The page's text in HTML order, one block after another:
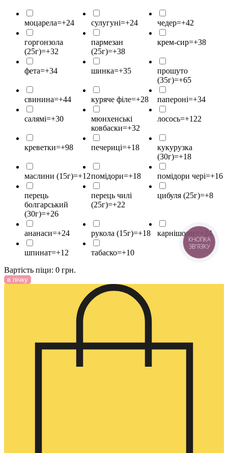
моцарела=+24 сулугуні=+24 чедер=+42
горгонзола
(25г)=+32
пармезан
(25г)=+38
крем-сир=+38
фета=+34 шинка=+35
прошуто
(35г)=+65
свинина=+44 куряче філе=+28 папероні=+34
салямі=+30
мюнхенські
ковбаски=+32
лосось=+122
креветки=+98 печериці=+18
кукурузка
(30г)=+18
маслини (15г)=+12помідори=+18 помідори чері=+16
перець
болгарський
(30г)=+26
перець чилі
(25г)=+22
цибуля (25г)=+8
ананаси=+24 рукола (15г)=+18 карнішони=+24
шпинат=+12
табаско=+10
Вартість піци: 0 грн.
в пічку
КНОПКА
ЗВ'ЯЗКУ